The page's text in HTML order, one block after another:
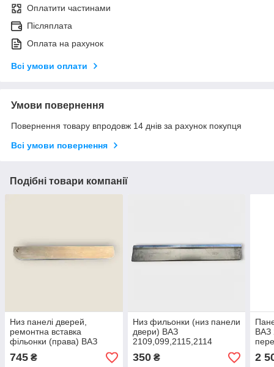
Оплатити частинами
Післяплата
Оплата на рахунок
Всі умови оплати
Умови повернення
Повернення товару впродовж 14 днів за рахунок покупця
Всі умови повернення
Подібні товари компанії
Низ панелі дверей,
ремонтна вставка
фільонки (права) ВАЗ
2121 Нива 21213, 21214
Тайга
745 ₴
Низ фильонки (низ панели
двери) ВАЗ
2109,099,2115,2114
передня права
350₴
ВАЗ
2